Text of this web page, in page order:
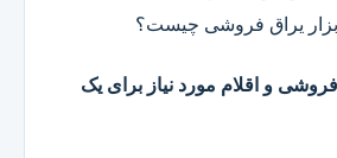
فروشی و اقلام مورد نیاز برای یک